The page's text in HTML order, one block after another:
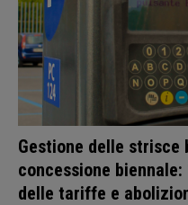
Gestione delle strisce
concessione
delle tariffe e